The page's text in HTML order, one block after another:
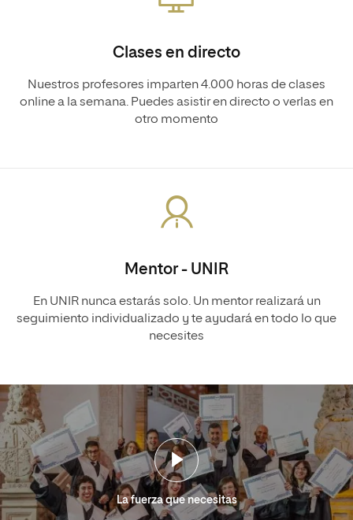
Clases en directo
Nuestros profesores imparten 4.000 horas de clases
online a la semana. Puedes asistir en directo o verlas en
otro momento
Mentor - UNIR
En UNIR nunca estarás solo. Un mentor realizará un
seguimiento individualizado y te ayudará en todo lo que
necesites
La fuerza que necesitas